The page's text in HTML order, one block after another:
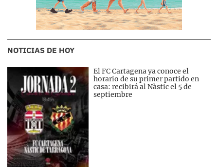
NOTICIAS DE HOY
El FC Cartagena ya conoce el
horario de su primer partido en
casa: recibirá al Nàstic el 5 de
septiembre